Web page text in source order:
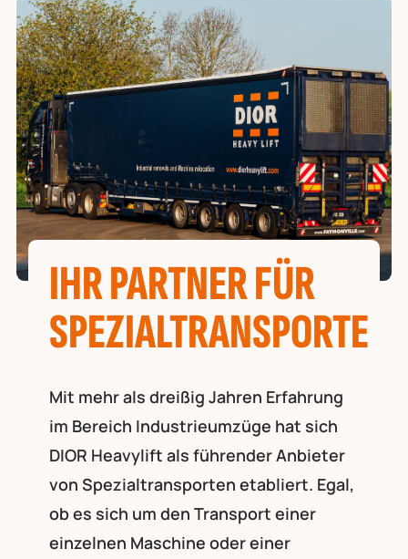
IHR PARTNER FÜR
SPEZIALTRANSPORTE
Mit mehr als dreißig Jahren Erfahrung
im Bereich Industrieumzüge hat sich
DIOR Heavylift als führender Anbieter
von Spezialtransporten etabliert. Egal,
ob es sich um den Transport einer
einzelnen Maschine oder einer